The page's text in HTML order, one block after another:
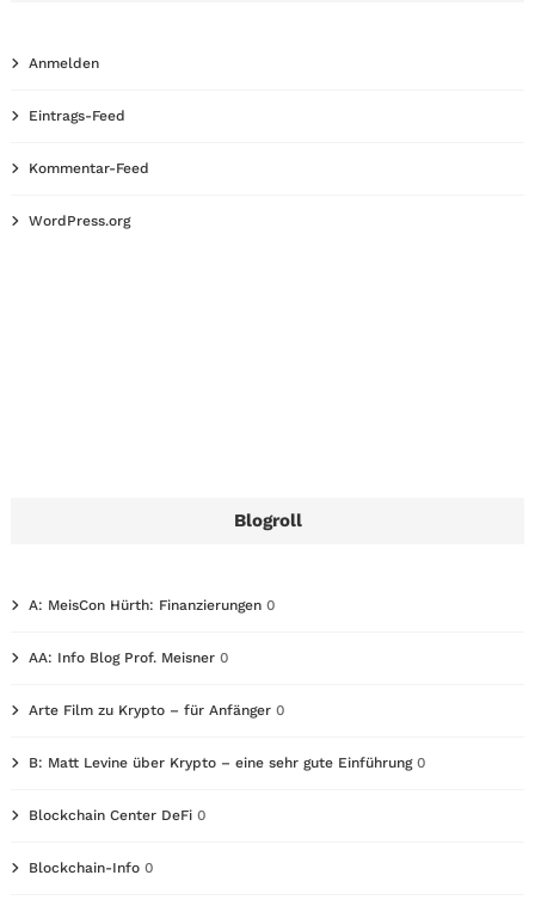
Anmelden
Eintrags-Feed
Kommentar-Feed
WordPress.org
Blogroll
A: MeisCon Hürth: Finanzierungen 0
AA: Info Blog Prof. Meisner 0
Arte Film zu Krypto – für Anfänger 0
B: Matt Levine über Krypto – eine sehr gute Einführung0
Blockchain Center DeFi 0
Blockchain-Info 0